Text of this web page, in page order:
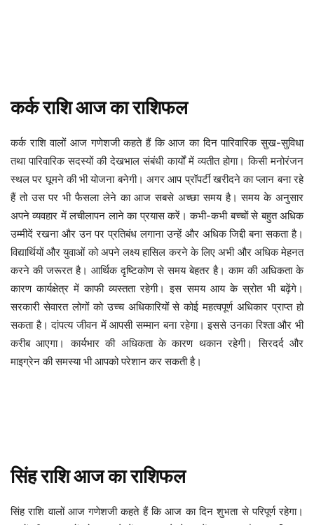
कर्क राशि आज का राशिफल
कर्क राशि वालों आज गणेशजी कहते हैं किआज का दिन पारिवारिक सुख-सुविधा
तथा पारिवारिक सदस्यों की देखभाल संबंधी कार्यों में व्यतीत होगा। किसी मनोरंजन
स्थल पर घूमने की भी योजना बनेगी। अगर आप प्रॉपर्टी खरीदने का प्लान बना रहे
हैं तो उस पर भी फैसला लेने का आज सबसे अच्छा समय है। समय के अनुसार
अपने व्यवहार में लचीलापन लाने का प्रयास करें। कभी-कभी बच्चों से बहुत अधिक
उम्मीदें रखना और उन पर प्रतिबंध लगाना उन्हें और अधिक जिद्दी बना सकता है।
विद्यार्थियों और युवाओं को अपने लक्ष्य हासिल करने के लिए अभी और अधिक मेहनत
करने की जरूरत है। आर्थिक दृष्टिकोण से समय बेहतर है। काम की अधिकता के
कारण कार्यक्षेत्र में काफी व्यस्तता रहेगी। इस समय आय के स्रोत भी बढ़ेंगे।
सरकारी सेवारत लोगों को उच्च अधिकारियों से कोई महत्वपूर्ण अधिकार प्राप्त हो
सकता है। दांपत्य जीवन में आपसी सम्मान बना रहेगा। इससे उनका रिश्ता और भी
करीब आएगा। कार्यभार की अधिकता के कारण थकान रहेगी। सिरदर्द और
माइग्रेन की समस्या भी आपको परेशान कर सकती है।
सिंह राशि आज का राशिफल
सिंह राशि वालों आज गणेशजी कहते हैं किआज का दिन शुभता से परिपूर्ण रहेगा।